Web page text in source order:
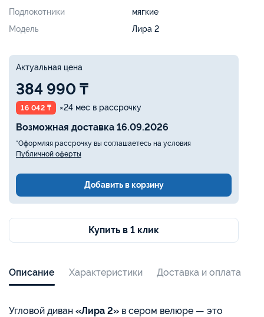
Подлокотники
мягкие
Модель
Лира 2
Актуальная цена
384 990 ₸
16 042 ₸ ×24 мес в рассрочку
Возможная доставка 16.09.2026
*Оформляя рассрочку вы соглашаетесь на условия
Публичной оферты
Добавить в корзину
Купить в 1 клик
Описание Характеристики Доставка и оплата
Угловой диван «Лира 2» в сером велюре — это